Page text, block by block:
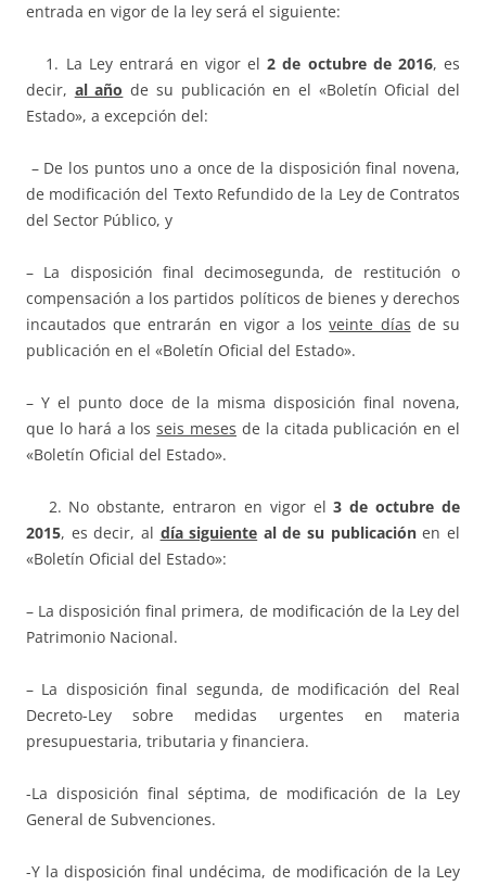
entrada en vigor de la ley será el siguiente:
1. La Ley entrará en vigor el2 de octubre de 2016, es
decir, al año de su publicación en el «Boletín Oficial del
Estado», a excepción del:
– De los puntos uno a once de la disposición final novena,
de modificación del Texto Refundido de la Ley de Contratos
del Sector Público, y
– La disposición final decimosegunda, de restitución o
compensación a los partidos políticos de bienes y derechos
incautados que entrarán en vigor a losveinte días de su
publicación en el «Boletín Oficial del Estado».
– Y el punto doce de la misma disposición final novena,
que lo hará a losseis meses de la citada publicación en el
«Boletín Oficial del Estado».
2. No obstante, entraron en vigor el3 de octubre de
2015, es decir, al día siguiente al de su publicaciónen el
«Boletín Oficial del Estado»:
– La disposición final primera, de modificación de la Ley del
Patrimonio Nacional.
– La disposición final segunda, de modificación del Real
Decreto-Ley sobre medidas urgentes en materia
presupuestaria, tributaria y financiera.
-La disposición final séptima, de modificación de la Ley
General de Subvenciones.
-Y la disposición final undécima, de modificación de la Ley